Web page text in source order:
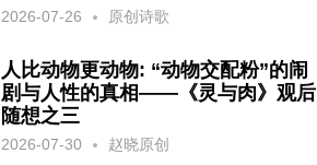
2026-07-26 原创诗歌
人比动物更动物: “动物交配粉”的闹
剧与人性的真相——《灵与肉》观后
随想之三
2026-07-30 赵晓原创